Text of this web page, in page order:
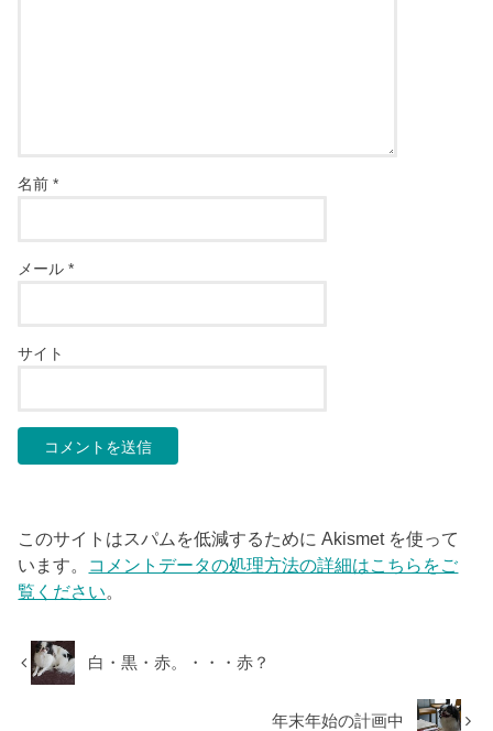
名前*
メール*
サイト
このサイトはスパムを低減するために Akismet を使って
います。 コメントデータの処理方法の詳細はこちらをご
覧ください。
白・黒・赤。・・・赤？
年末年始の計画中